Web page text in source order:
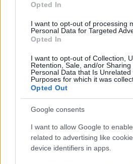
Opted In
I want to opt-out of processing
Personal Data for Targeted
Opted In
I want to opt-out of Collection,
Retention, Sale, and/or Sharing
Personal Data that Is Unrelated
Purposes for which it was
Opted Out
Google consents
I want to allow Google to
related to advertising like
device identifiers in apps.
Incendi in Gallura,
furgoni: le indagini
“Poker letterario”
È scontro tra
Teresa Gallura
Controlli rafforzati in
arresti e 135 denunce